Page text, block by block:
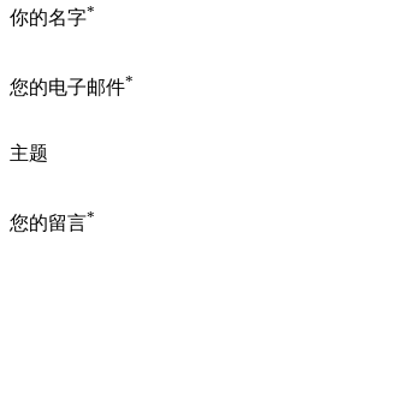
你的名字*
您的电子邮件*
主题
您的留言*